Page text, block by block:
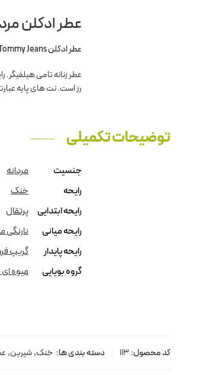
عطر ادکلن
عطر ادکلن Tommy Jeans
عطر زنانه تامی هیلفیگر.
رز است. نت های پایه
توضیحات تکمیلی
جنسیت
مردانه
رایحه
خنک
رایحه ابتدایی
پرتقال
رایحه میانی
نارنگی
رایحه پایدار
گریپ
گروه بویایی
میوه
کد محصول:113 دسته بندی ها: خنک,شیرین,